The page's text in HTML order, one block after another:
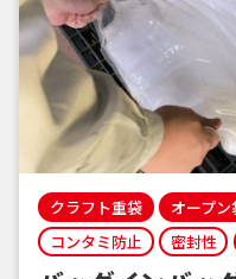
クラフト重袋 オープン
コンタミ防止
密封性